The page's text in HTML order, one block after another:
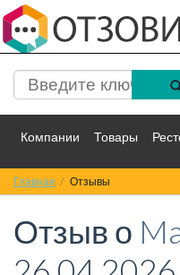
Компании Товары
Спорт Фильмы
Красота Здоровье
Главная Отзывы
Отзыв о